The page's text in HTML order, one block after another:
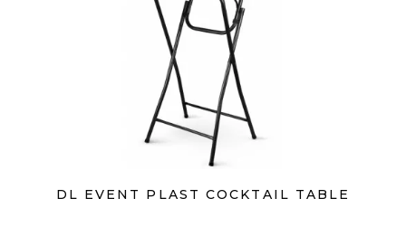
DL EVENT PLAST COCKTAIL TABLE